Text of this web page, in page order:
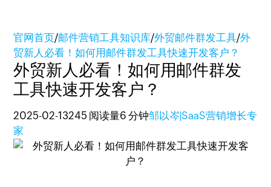
官网首页/邮件营销工具知识库/外贸邮件群发工具/外
贸新人必看！如何用邮件群发工具快速开发客户？
外贸新人必看！如何用邮件群发
工具快速开发客户？
2025-02-13245 阅读量6 分钟邹以岑|SaaS营销增长专
家